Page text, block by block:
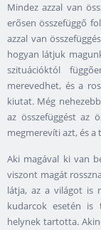
Mindez azzal van
erősen összefüggő
azzal van
hogyan látjuk
szituációktól
merevedhet, és a
kiutat. Még
az összefüggést az
megmerevíti azt, és
Aki magával ki van
viszont magát
látja, az a világot is
kudarcok esetén is
helynek tartotta.